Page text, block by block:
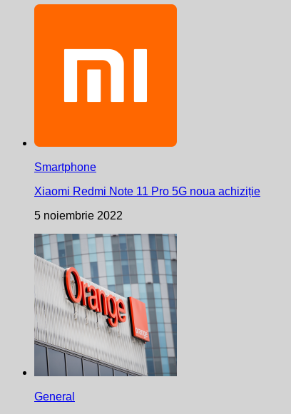
Smartphone
Xiaomi Redmi Note 11 Pro 5G noua achiziție
5 noiembrie 2022
General